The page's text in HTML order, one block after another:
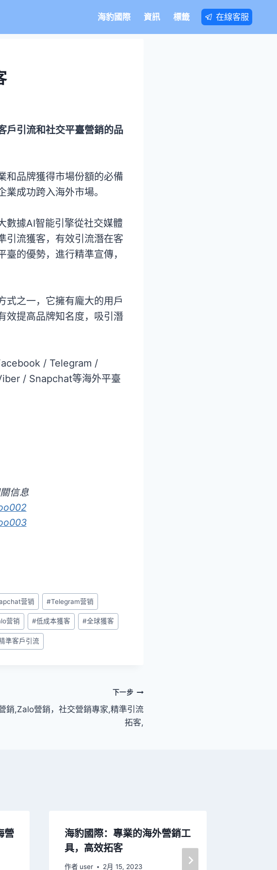
海豹國際 資訊 標籤 在線客服
戶引流和社交平臺營銷的品
和品牌獲得市場份額的必備
成功跨入海外市場。
數據AI智能引擎從社交媒體
引流獲客，有效引流潛在客
的優勢，進行精準宣傳，
式之一，它擁有龐大的用戶
效提高品牌知名度，吸引潛
/ Telegram /
/ Snapchat等海外平臺
信息
营销 #Telegram营销
营销 #低成本獲客 #全球獲客
準客戶引流
下一步
銷,Zalo營銷，社交營銷專家,精準引流
拓客,
營
海豹國際：專業的海外營銷工
具，高效拓客
作者 user 2月 15, 2023